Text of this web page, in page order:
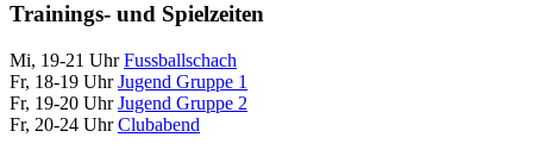
Trainings- und Spielzeiten
Mi, 19-21 UhrFussballschach
Fr, 18-19 UhrJugend Gruppe 1
Fr, 19-20 UhrJugend Gruppe 2
Fr, 20-24 UhrClubabend